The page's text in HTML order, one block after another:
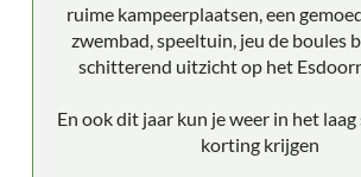
ruime kampeerplaatsen, een
zwembad, speeltuin, jeu de boules
schitterend uitzicht op het
En ook dit jaar kun je weer in het laag
korting krijgen